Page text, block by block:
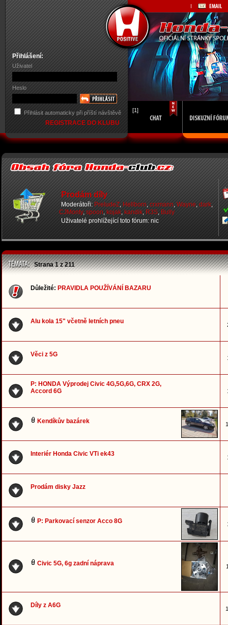
Přihlášení:
Uživatel
Heslo
Přihlásit automaticky při příští návštěvě
REGISTRACE DO KLUBU
[1]
Prodám díly
Moderátoři: PreludeZ, Hellborn, crxmann, Wayne, dark,
CJMonty, spoon, kojak, kandik, R3S, Bully
Uživatelé prohlížející toto fórum: nic
Strana1z211
Důležité: PRAVIDLA POUŽÍVÁNÍ BAZARU
Alu kola 15" včetně letních pneu
Věci z 5G
P: HONDA Výprodej Civic 4G,5G,6G, CRX 2G,
Accord 6G
Kendíkův bazárek
Interiér Honda Civic VTi ek43
Prodám disky Jazz
P: Parkovací senzor Acco 8G
Civic 5G, 6g zadní náprava
Díly z A6G